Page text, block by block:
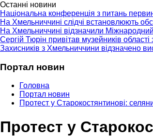
Останні новини
Національна конференція з питань
На Хмельниччині слідчі встановлюють
На Хмельниччині відзначили Міжнародний
Сергій Тюрін привітав музейників
Захисників з Хмельниччини відзначено
Портал новин
Головна
Портал новин
Протест у Старокостянтинові:
Протест у